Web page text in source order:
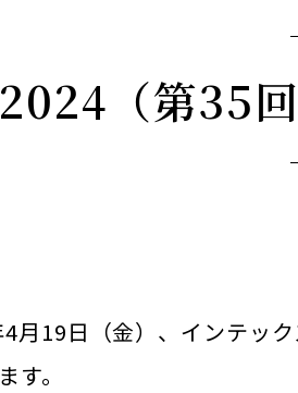
（第35回
月19日（金）、インテッ
。